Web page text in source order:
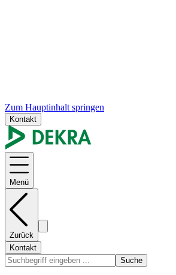
Zum Hauptinhalt springen
Kontakt
Menü
Zurück
Kontakt
Suche